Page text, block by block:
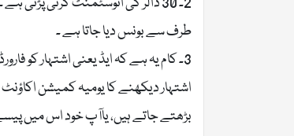
طرف سے بونس دیا جاتا ہے ۔
3۔ کام یہ ہے کہ ایڈ یعنی اشتہار کو فارورڈ کرنا ہوتا ہے ، جو عام طور پر موبائل اسسریز کے متعلق ہوتے ہیں۔
اشتہار دیکھنے کا یومیہ کمیشن
بڑھتے جاتے ہیں، یاآپ خود اس میں